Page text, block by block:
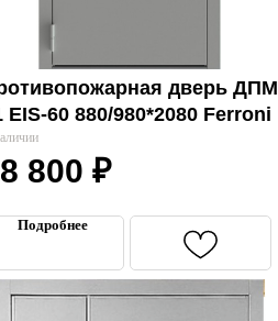
дверь ДПМ
EIS-60 880/980*2080 Ferroni
800 ₽
Подробнее